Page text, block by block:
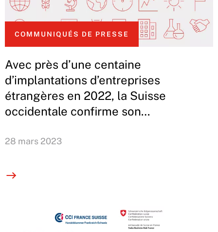
COMMUNIQUÉS DE PRESSE
Avec près d’une centaine
d’implantations d’entreprises
étrangères en 2022, la Suisse
occidentale confirme son
international difficile
28 mars 2023